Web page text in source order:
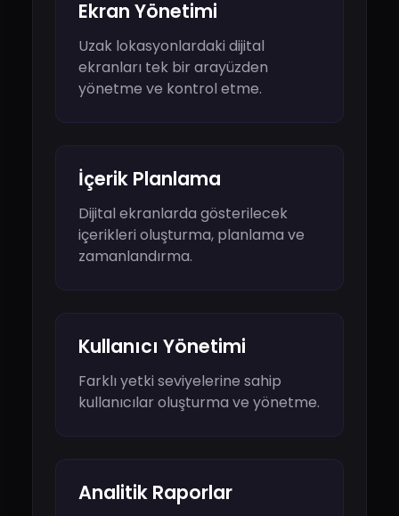
Ekran Yönetimi
Uzak lokasyonlardaki dijital
ekranları tek bir arayüzden
yönetme ve kontrol etme.
İçerik Planlama
Dijital ekranlarda gösterilecek
içerikleri oluşturma, planlama ve
zamanlandırma.
Kullanıcı Yönetimi
Farklı yetki seviyelerine sahip
kullanıcılar oluşturma ve yönetme.
Analitik Raporlar